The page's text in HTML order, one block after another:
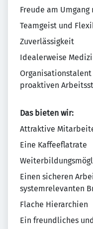
Freude am Umgang
Teamgeist und
Zuverlässigkeit
Idealerweise
proaktiven
Das bieten wir:
Attraktive
Eine Kaffeeflatrate
Einen sicheren
systemrelevanten
Flache Hierarchien
Ein freundliches